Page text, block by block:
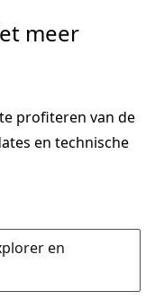
meer
profiteren van de
en technische
en